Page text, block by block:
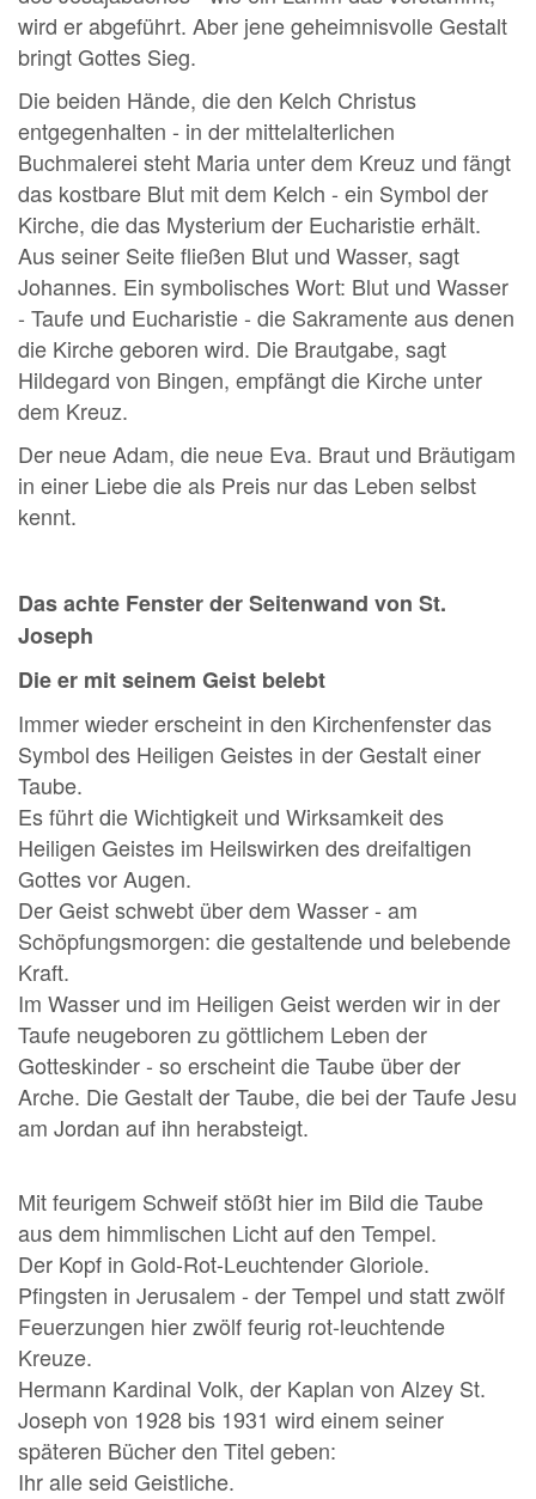
wird er abgeführt. Aber jene geheimnisvolle Gestalt
bringt Gottes Sieg.
Die beiden Hände, die den Kelch Christus
entgegenhalten - in der mittelalterlichen
Buchmalerei steht Maria unter dem Kreuz und fängt
das kostbare Blut mit dem Kelch - ein Symbol der
Kirche, die das Mysterium der Eucharistie erhält.
Aus seiner Seite fließen Blut und Wasser, sagt
Johannes. Ein symbolisches Wort: Blut und Wasser
- Taufe und Eucharistie - die Sakramente aus denen
die Kirche geboren wird. Die Brautgabe, sagt
Hildegard von Bingen, empfängt die Kirche unter
dem Kreuz.
Der neue Adam, die neue Eva. Braut und Bräutigam
in einer Liebe die als Preis nur das Leben selbst
kennt.
Das achte Fenster der Seitenwand von St.
Joseph
Die er mit seinem Geist belebt
Immer wieder erscheint in den Kirchenfenster das
Symbol des Heiligen Geistes in der Gestalt einer
Taube.
Es führt die Wichtigkeit und Wirksamkeit des
Heiligen Geistes im Heilswirken des dreifaltigen
Gottes vor Augen.
Der Geist schwebt über dem Wasser - am
Schöpfungsmorgen: die gestaltende und belebende
Kraft.
Im Wasser und im Heiligen Geist werden wir in der
Taufe neugeboren zu göttlichem Leben der
Gotteskinder - so erscheint die Taube über der
Arche. Die Gestalt der Taube, die bei der Taufe Jesu
am Jordan auf ihn herabsteigt.
Mit feurigem Schweif stößt hier im Bild die Taube
aus dem himmlischen Licht auf den Tempel.
Der Kopf in Gold-Rot-Leuchtender Gloriole.
Pfingsten in Jerusalem - der Tempel und statt zwölf
Feuerzungen hier zwölf feurig rot-leuchtende
Kreuze.
Hermann Kardinal Volk, der Kaplan von Alzey St.
Joseph von 1928 bis 1931 wird einem seiner
späteren Bücher den Titel geben:
Ihr alle seid Geistliche.